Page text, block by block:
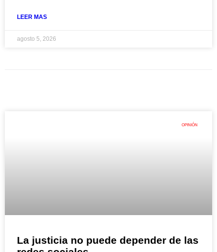
LEER MAS
agosto 5, 2026
OPINIÓN
La justicia no puede depender de las